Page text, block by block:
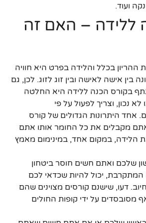
ועוד.
ללידה – האם זה
ההריון בכלל והלידה בפרט היא חוויה
בין אישה לאישה ובין זוג לזוג. לכן, גם
בקורס הכנה ללידה היא החלטה
לא נכון, וצריך לפעול על פי
אחד היתרונות הגדולים של קורס
מקבלים את כל החומר אותו אתם
הלידה, במקום אחד, במינימום מאמץ
שלכם ואתם חשים חוסר ביטחון
המתקרבת, יכול להיות שכדאי לכם
דעו, שישנם קורסים מצוינים שהם
מסובסדים על ידי קופות החולים